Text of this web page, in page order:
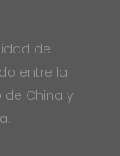
de
entre la
de China y